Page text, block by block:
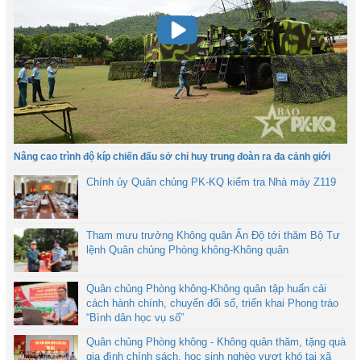
Nâng cao trình độ kíp chiến đấu sở chỉ huy trung đoàn ra đa cảnh giới
Chính ủy Quân chủng PK-KQ kiểm tra Nhà máy Z119
Tham mưu trưởng Không quân Ấn Độ tới thăm Bộ Tư
lệnh Quân chủng Phòng không-Không quân
Quân chủng Phòng không-Không quân tập huấn cải
cách hành chính, chuyển đổi số, triển khai Phong trào
“Bình dân học vụ số”
Quân chủng Phòng không - Không quân thăm, tặng quà
gia đình chính sách, học sinh nghèo vượt khó tại xã